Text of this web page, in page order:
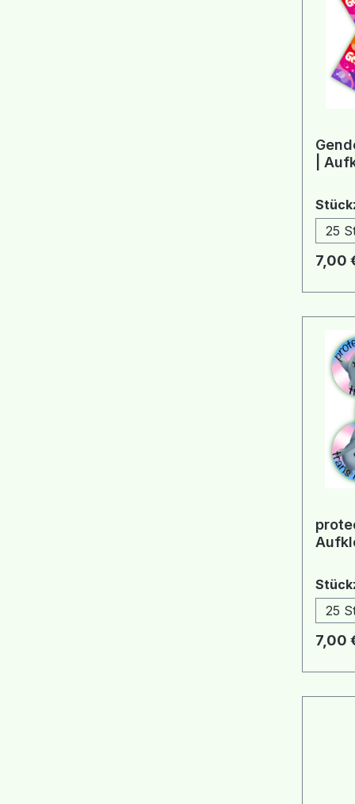
|
25
7,00
25
7,00